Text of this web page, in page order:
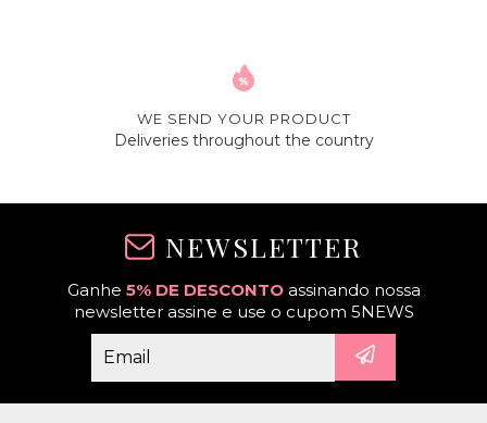
WE SEND YOUR PRODUCT
Deliveries throughout the country
NEWSLETTER
Ganhe 5% DE DESCONTOassinando nossa
newsletter assine e use o cupom 5NEWS